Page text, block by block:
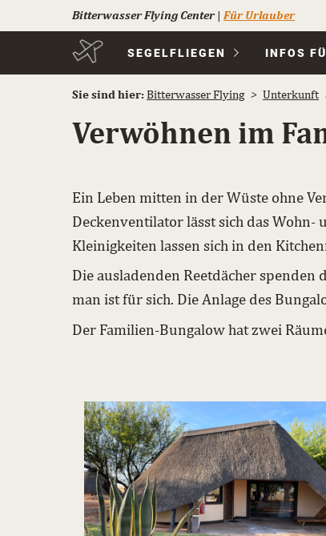
Bitterwasser Flying Center| Für Urlauber
Navigation
SEGELFLIEGEN INFOS
Sie sind hier: Bitterwasser Flying Unter­kunft
Verwöhnen im
Ein Leben mitten in der Wüste ohne
Deckenventilator lässt sich das
Kleinigkeiten lassen sich in den
Die ausladenden Reetdächer
man ist für sich. Die Anlage des
Der Familien-Bungalow hat zwei